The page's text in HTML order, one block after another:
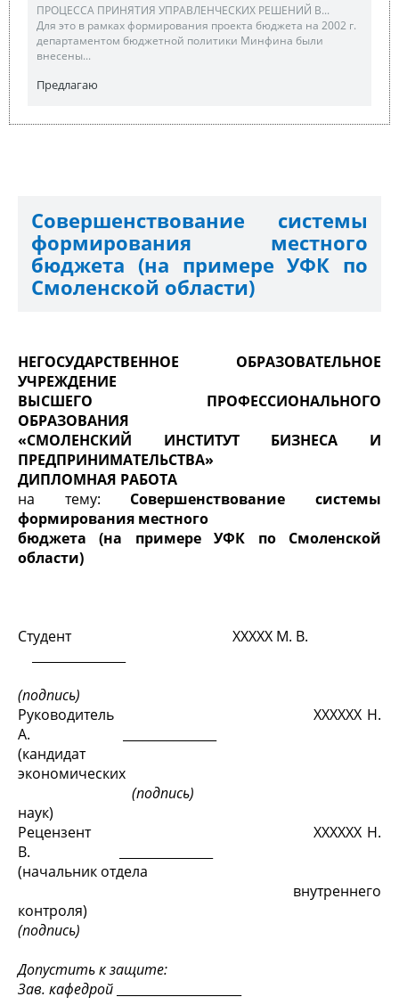
ПРОЦЕССА ПРИНЯТИЯ УПРАВЛЕНЧЕСКИХ РЕШЕНИЙ В...
Для это в рамках формирования проекта бюджета на 2002 г.
департаментом бюджетной политики Минфина были
внесены...
Предлагаю
Совершенствование системы
формирования местного
бюджета (на примере УФК по
Смоленской области)
НЕГОСУДАРСТВЕННОЕ ОБРАЗОВАТЕЛЬНОЕ
УЧРЕЖДЕНИЕ
ВЫСШЕГО ПРОФЕССИОНАЛЬНОГО
ОБРАЗОВАНИЯ
«СМОЛЕНСКИЙ ИНСТИТУТ БИЗНЕСА И
ПРЕДПРИНИМАТЕЛЬСТВА»
ДИПЛОМНАЯ РАБОТА
на тему: Совершенствование системы
формирования местного
бюджета (на примере УФК по Смоленской
области)
Студент XXXXX М. В.
(подпись)
Руководитель XXXXXX Н.
А. _______________
(кандидат
экономических
(подпись)
наук)
Рецензент XXXXXX Н.
В. _______________
(начальник отдела
внутреннего
контроля)
(подпись)
Допустить к защите:
Зав. кафедрой